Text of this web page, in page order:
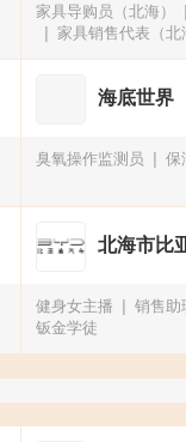
家具导购员（北海）
家具销售代表（北
海）
海底世界
臭氧操作监测员 保
北海市比
健身女主播
销售助
钣金学徒